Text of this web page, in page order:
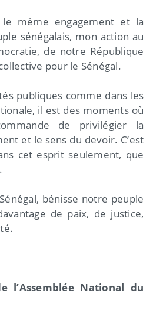
le même engagement et la
sénégalais, mon action au
de notre République
pour le Sénégal.
publiques comme dans les
il est des moments où
de privilégier la
et le sens du devoir. C’est
cet esprit seulement, que
bénisse notre peuple
de paix, de justice,
l’Assemblée National du